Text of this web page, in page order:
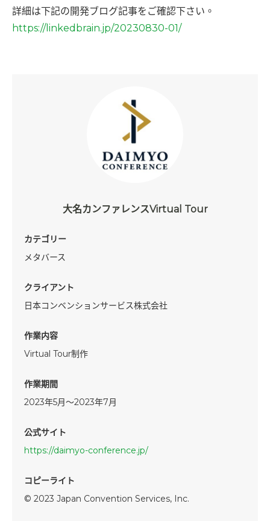
詳細は下記の開発ブログ記事をご確認下さい。
https://linkedbrain.jp/20230830-01/
大名カンファレンスVirtual Tour
カテゴリー
メタバース
クライアント
日本コンベンションサービス株式会社
作業内容
Virtual Tour制作
作業期間
2023年5月～2023年7月
公式サイト
https://daimyo-conference.jp/
コピーライト
© 2023 Japan Convention Services, Inc.